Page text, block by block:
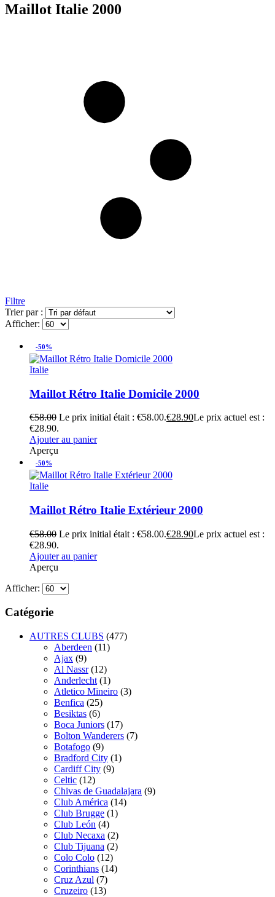
Maillot Italie 2000
Filtre
Trier par :
Afficher:
-50%
Italie
Maillot Rétro Italie Domicile 2000
€58.00 Le prix initial était : €58.00.€28.90Le prix actuel est :
€28.90.
Ajouter au panier
Aperçu
-50%
Italie
Maillot Rétro Italie Extérieur 2000
€58.00 Le prix initial était : €58.00.€28.90Le prix actuel est :
€28.90.
Ajouter au panier
Aperçu
Afficher:
Catégorie
AUTRES CLUBS (477)
Aberdeen (11)
Ajax (9)
Al Nassr (12)
Anderlecht (1)
Atletico Mineiro (3)
Benfica (25)
Besiktas (6)
Boca Juniors (17)
Bolton Wanderers (7)
Botafogo (9)
Bradford City (1)
Cardiff City (9)
Celtic (12)
Chivas de Guadalajara (9)
Club América (14)
Club Brugge (1)
Club León (4)
Club Necaxa (2)
Club Tijuana (2)
Colo Colo (12)
Corinthians (14)
Cruz Azul (7)
Cruzeiro (13)